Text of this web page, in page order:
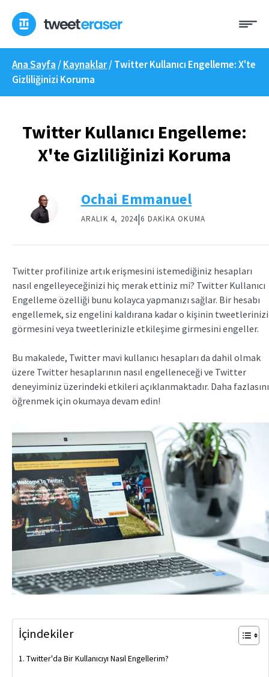
geç
Ana Sayfa /Kaynaklar/Twitter Kullanıcı Engelleme: X'te
Gizliliğinizi Koruma
Twitter Kullanıcı Engelleme:
X'te Gizliliğinizi Koruma
Ochai Emmanuel
ARALIK 4, 2024|6 DAKIKA OKUMA
Twitter profilinize artık erişmesini istemediğiniz hesapları
nasıl engelleyeceğinizi hiç merak ettiniz mi? Twitter Kullanıcı
Engelleme özelliği bunu kolayca yapmanızı sağlar. Bir hesabı
engellemek, siz engelini kaldırana kadar o kişinin tweetlerinizi
görmesini veya tweetlerinizle etkileşime girmesini engeller.
Bu makalede, Twitter mavi kullanıcı hesapları da dahil olmak
üzere Twitter hesaplarının nasıl engelleneceği ve Twitter
deneyiminiz üzerindeki etkileri açıklanmaktadır. Daha fazlasını
öğrenmek için okumaya devam edin!
İçindekiler
Twitter'da Bir Kullanıcıyı Nasıl Engellerim?